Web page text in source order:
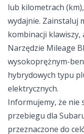
lub kilometrach
wydajnie. Zainstaluj
kombinacji
Narzędzie Mileage
wysokoprężnym-
hybrydowych typu
elektrycznych.
Informujemy, że nie
przebiegu dla
przeznaczone do